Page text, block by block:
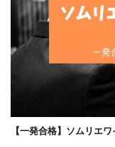
【一発合格】ソムリエ